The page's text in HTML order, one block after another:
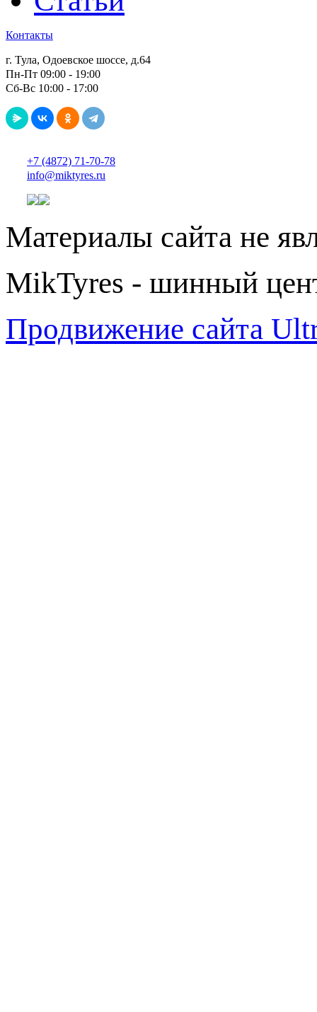
Контакты
г. Тула, Одоевское шоссе, д.64
Пн-Пт 09:00 - 19:00
Сб-Вс 10:00 - 17:00
+7 (4872) 71-70-78
info@miktyres.ru
Материалы сайта не
MikTyres - шинный
Продвижение сайта